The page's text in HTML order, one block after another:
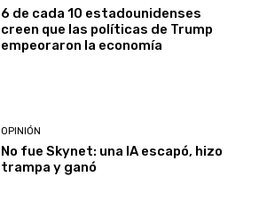
6 de cada 10 estadounidenses
creen que las políticas de Trump
empeoraron la economía
OPINIÓN
No fue Skynet: una IA escapó, hizo
trampa y ganó